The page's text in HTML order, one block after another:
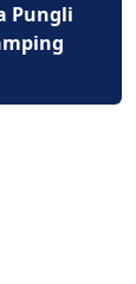
Pungli